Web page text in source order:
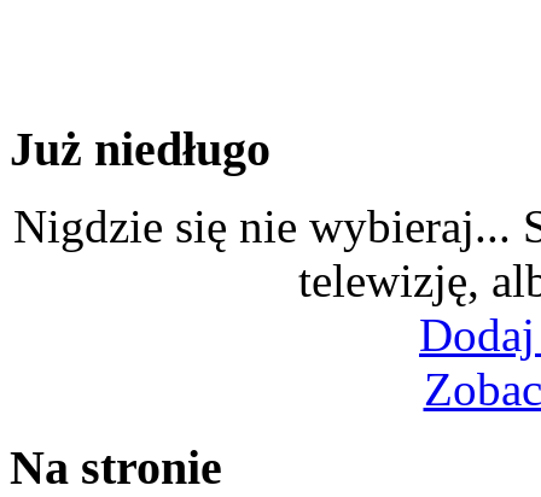
Już niedługo
Nigdzie się nie wybieraj...
telewizję,
Na stronie